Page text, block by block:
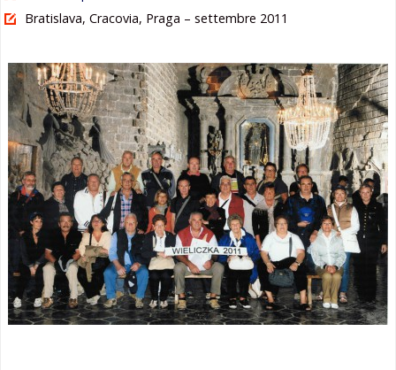
larghezza
Bratislava, Cracovia, Praga – settembre 2011